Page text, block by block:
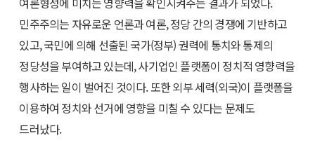
민주주의는 자유로운 언론과 여론, 정당 간의 경쟁에 기반하고
있고, 국민에 의해 선출된 국가(정부) 권력에 통치와 통제의
정당성을 부여하고 있는데, 사기업인 플랫폼이 정치적 영향력을
행사하는 일이 벌어진 것이다. 또한 외부 세력(외국)이 플랫폼을
이용하여 정치와 선거에 영향을 미칠 수 있다는 문제도
드러났다.